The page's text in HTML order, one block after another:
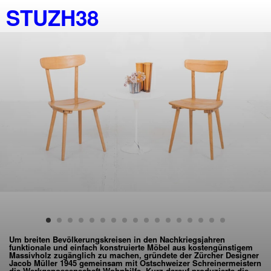
STUZH38
Um breiten Bevölkerungskreisen in den Nachkriegsjahren
funktionale und einfach konstruierte Möbel aus kostengünstigem
Massivholz zugänglich zu machen, gründete der Zürcher Designer
Jacob Müller 1945 gemeinsam mit Ostschweizer Schreinermeistern